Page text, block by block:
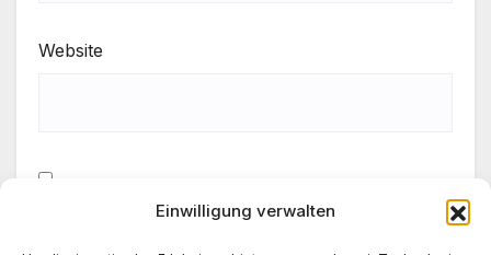
Einwilligung verwalten
Website
Meinen Namen, meine E-Mail-Adresse und meine